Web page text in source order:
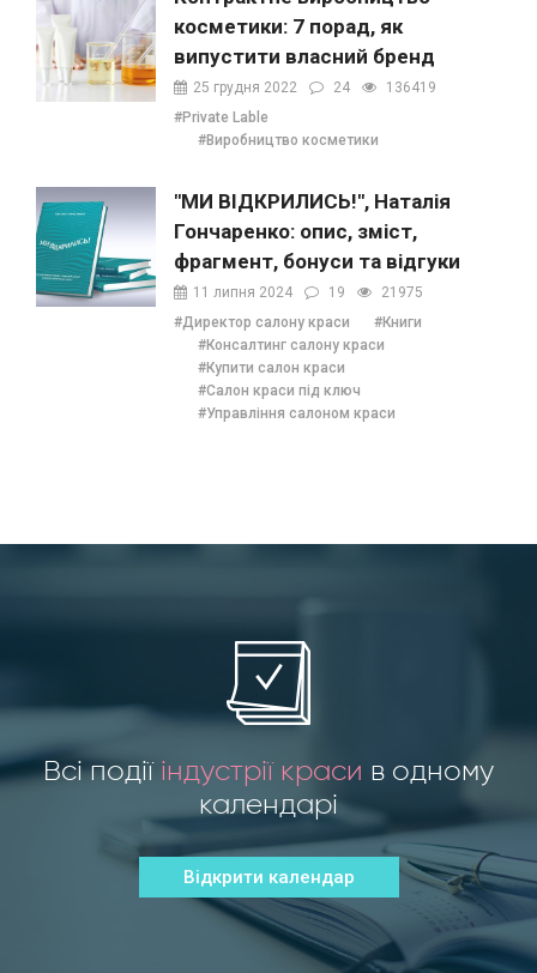
косметики: 7 порад, як
випустити власний бренд
25 грудня 2022 24
136419
#Private Lable
#Виробництво косметики
"МИ ВІДКРИЛИСЬ!", Наталія
Гончаренко: опис, зміст,
фрагмент, бонуси та відгуки
11 липня 2024 19
21975
#Директор салону краси
#Книги
#Консалтинг салону краси
#Купити салон краси
#Салон краси під ключ
#Управління салоном краси
Всі події індустрії краси в одному
календарі
Відкрити календар